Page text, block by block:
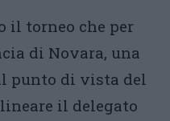
il torneo che per
di Novara, una
punto di vista del
il delegato